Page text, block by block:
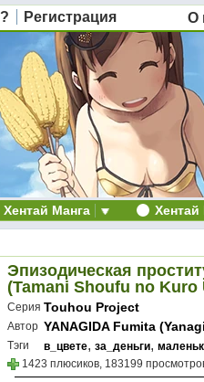
? Регистрация О
Хентай Манга
Эпизодическая
(Tamani Shoufu no Kuro
Серия Touhou Project
Автор YANAGIDA Fumita
Futoshi),yanagida fumita
Тэги в_цвете, за_деньги,
1423 плюсиков, 183199